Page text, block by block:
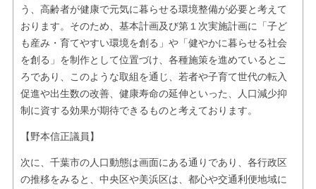
う、高齢者が健康で元気に暮らせる環境整備が必要と考えて
おります。そのため、基本計画及び第１次実施計画に「子ど
も産み・育てやすい環境を創る」や「健やかに暮らせる社会
を創る」を制作として位置づけ、各種施策を進めているとこ
ろであり、このような取組を通じ、若者や子育て世代の転入
促進や出生数の改善、健康寿命の延伸といった、人口減少抑
制に資する効果が期待できるものと考えております。
【野本信正議員】
次に、千葉市の人口動態は画面にある通りであり、各行政区
の推移をみると、中央区や美浜区は、都心や交通利便地域に